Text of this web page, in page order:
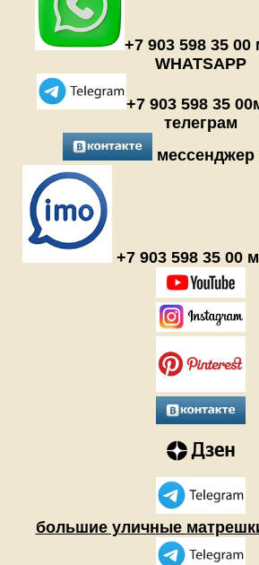
+7 903 598 35
WHATSAPP
+7 903 598 35
телеграм
мессенджер
+7 903 598 35 00
большие уличные